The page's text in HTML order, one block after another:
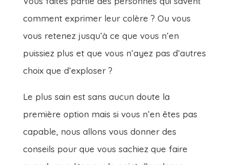
comment exprimer leur colère ? Ou vous
vous retenez jusqu’à ce que vous n’en
puissiez plus et que vous n’ayez pas d’autres
choix que d’exploser ?
Le plus sain est sans aucun doute la
première option mais si vous n’en êtes pas
capable, nous allons vous donner des
conseils pour que vous sachiez que faire